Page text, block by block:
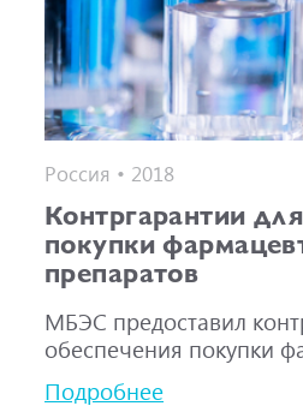
Россия • 2018
Контргарантии
покупки
препаратов
МБЭС предоставил
обеспечения покупки
Подробнее